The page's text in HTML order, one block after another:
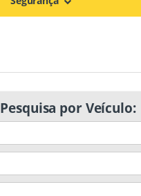
Pesquisa por Veículo: